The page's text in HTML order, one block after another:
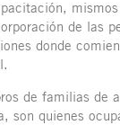
de las
donde
de familias de
son quienes